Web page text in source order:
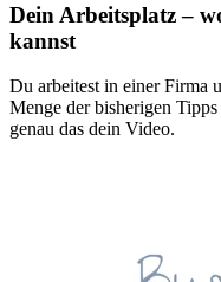
Dein Arbeitsplatz –
kannst
Du arbeitest in einer Firma
Menge der bisherigen
genau das dein Video.